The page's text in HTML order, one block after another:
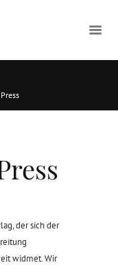
der sich der
widmet. Wir